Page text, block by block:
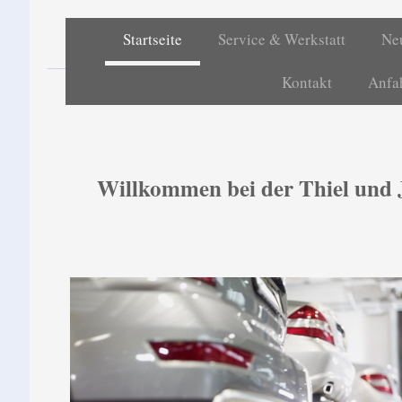
Startseite Service & Werkstatt
KontaktThiel
Willkommen bei der Thiel und